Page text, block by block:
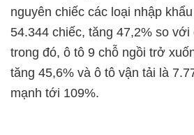
nguyên chiếc các loại nhập
54.344 chiếc, tăng 47,2% so
trong đó, ô tô 9 chỗ ngồi trở
tăng 45,6% và ô tô vận tải là
mạnh tới 109%.